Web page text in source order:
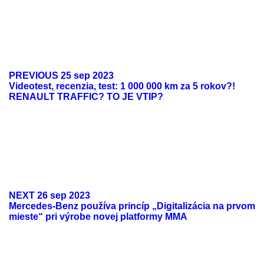
PREVIOUS 25 sep 2023
Videotest, recenzia, test: 1 000 000 km za 5 rokov?!
RENAULT TRAFFIC? TO JE VTIP?
NEXT 26 sep 2023
Mercedes-Benz používa princíp „Digitalizácia na prvom
mieste“ pri výrobe novej platformy MMA